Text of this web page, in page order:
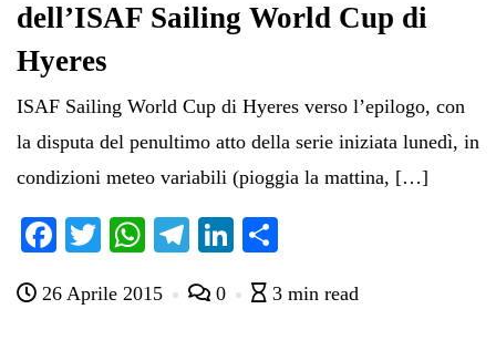
dell’ISAF Sailing World Cup di
Hyeres
ISAF Sailing World Cup di Hyeres verso l’epilogo, con
la disputa del penultimo atto della serie iniziata lunedì, in
condizioni meteo variabili (pioggia la mattina, […]
Fa
bo
T
tte
W
ts
Te
gr
Li
ed di
26 Aprile 2015 0 3 min read